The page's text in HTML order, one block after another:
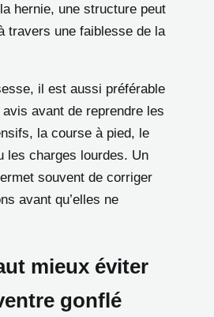
hernie, une structure peut
travers une faiblesse de la
il est aussi préférable
avant de reprendre les
la course à pied, le
les charges lourdes. Un
souvent de corriger
avant qu’elles ne
mieux éviter
gonflé